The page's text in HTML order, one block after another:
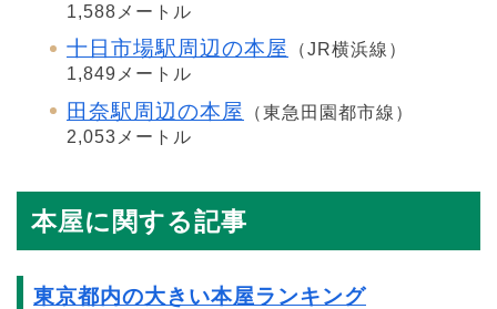
1,588メートル
十日市場駅周辺の本屋
（JR横浜線）
1,849メートル
田奈駅周辺の本屋
（東急田園都市線）
2,053メートル
本屋に関する記事
東京都内の大きい本屋ランキング